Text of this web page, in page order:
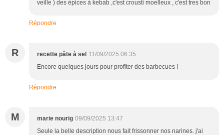
veille ) des épices à kebab ,c'est crousti moelleux , c'est tres bon
Répondre
R recette pâte à sel 11/09/2025 06:35
Encore quelques jours pour profiter des barbecues !
Répondre
M marie nourig 09/09/2025 13:47
Seule la belle description nous fait frissonner nos narines. j'ai